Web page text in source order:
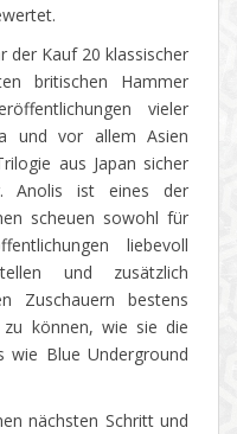
der Kauf 20 klassischer
britischen Hammer
vieler
und vor allem Asien
aus Japan sicher
Anolis ist eines der
scheuen sowohl für
liebevoll
und zusätzlich
Zuschauern bestens
können, wie sie die
wie Blue Underground
nächsten Schritt und